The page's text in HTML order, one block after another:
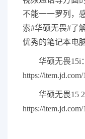
不能一一罗列，
索#华硕无畏#了
优秀的笔记本电
华硕无畏15i：
https://
华硕无畏15
https://